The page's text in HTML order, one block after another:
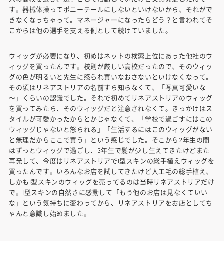
す。器械体操ってポニーテールにしないといけないから、それがで
きなくなっちゃって。マネージャーになったらどう？と言われてそ
こからは他の選手を支える側として続けていました。
ウィッグが必要になり、初めはネットの検索上位にあった他社のウ
ィッグを買ったんです。校則が厳しい高校だったので、そのウィッ
グの色が明るいと先生に怒られ買いなおさないといけなくなって。
その頃はリネアストリアの名前すら知らなくて、「写真可愛いな
～」くらいの認識でした。それで初めてリネアストリアのウィッグ
を買ってみたら、そのウィッグだと注意されなくて。きっかけはス
タイルが可愛かったからとかじゃなくて、「学校で過ごすにはこの
ウィッグじゃないと怒られる」「生活するにはこのウィッグがない
と無理だからここで買う」という感じでした。そこから2年生の間
はずっとウィッグで過ごし、3年生で髪が少し生えてきたけどまた
再発して、今度はリネアストリアでI型スキンの総手植えウィッグを
買ったんです。いろんなお店を試してきたけど人工毛の総手植え、
しかもI型スキンのウィッグを売ってるのは当時リネアストリアだけ
で。I型スキンの自然さに感動して「もう他のお店は見なくていい
な」という気持ちに変わってから、リネアストリアをお店としてち
ゃんと意識し始めました。